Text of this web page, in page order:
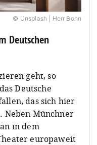
© Unsplash | Herr Bohn
Deutschen
geht, so
Deutsche
das sich hier
Neben Münchner
in dem
europaweit